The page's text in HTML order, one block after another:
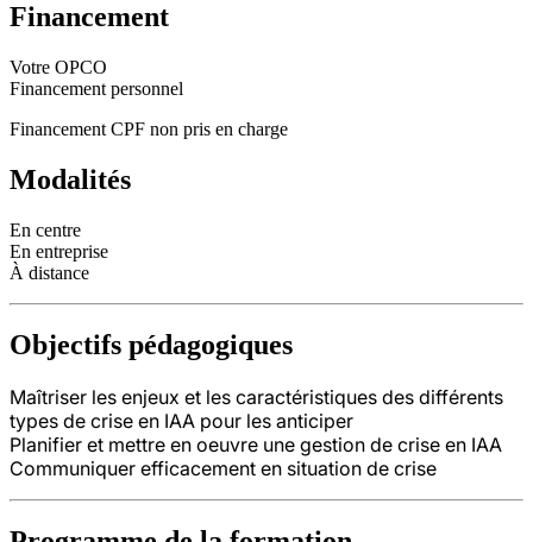
Financement
Votre OPCO
Financement personnel
Financement CPF non pris en charge
Modalités
En centre
En entreprise
À distance
Objectifs pédagogiques
Maîtriser les enjeux et les caractéristiques des différents
types de crise en IAA pour les anticiper
Planifier et mettre en oeuvre une gestion de crise en IAA
Communiquer efficacement en situation de crise